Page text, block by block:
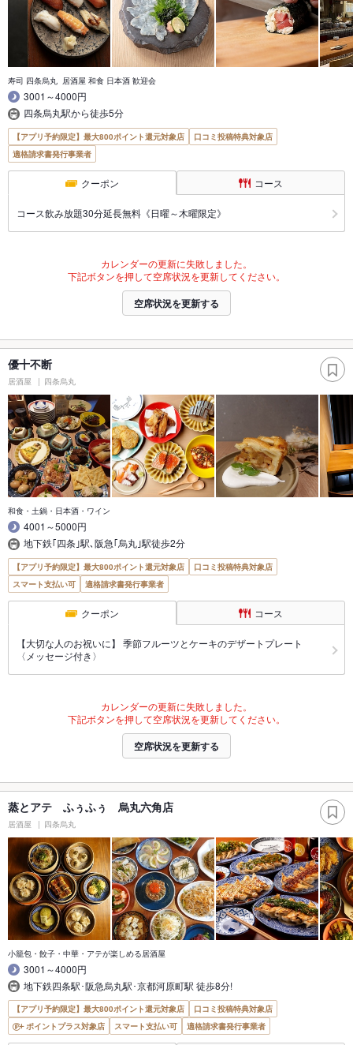
寿司 四条烏丸 居酒屋 和食 日本酒 歓迎会
3001～4000円
四条烏丸駅から徒歩5分
【アプリ予約限定】最大800ポイント還元対象店
口コミ投稿特典対象店
適格請求書発行事業者
クーポン コース
コース飲み放題30分延長無料《日曜～木曜限定》
カレンダーの更新に失敗しました。
下記ボタンを押して空席状況を更新してください。
空席状況を更新する
優十不断
居酒屋 四条烏丸
和食・土鍋・日本酒・ワイン
4001～5000円
地下鉄｢四条｣駅､阪急｢烏丸｣駅徒歩2分
【アプリ予約限定】最大800ポイント還元対象店
口コミ投稿特典対象店
スマート支払い可
適格請求書発行事業者
クーポン コース
【大切な人のお祝いに】 季節フルーツとケーキのデザートプレート
〈メッセージ付き〉
カレンダーの更新に失敗しました。
下記ボタンを押して空席状況を更新してください。
空席状況を更新する
蒸とアテ ふぅふぅ 烏丸六角店
居酒屋 四条烏丸
小籠包・餃子・中華・アテが楽しめる居酒屋
3001～4000円
地下鉄四条駅･阪急烏丸駅･京都河原町駅 徒歩8分!
【アプリ予約限定】最大800ポイント還元対象店
口コミ投稿特典対象店
ポイントプラス対象店
スマート支払い可 適格請求書発行事業者